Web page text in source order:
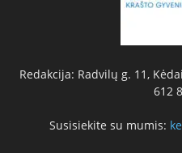
Redakcija: Radvilų g. 11,
612
Susisiekite su mumis: